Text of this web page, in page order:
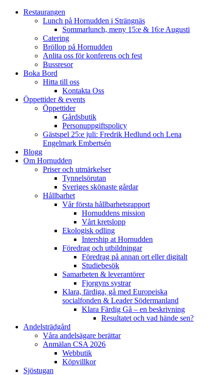
Restaurangen
Lunch på Hornudden i Strängnäs
Sommarlunch, meny 15:e & 16:e Augusti
Catering
Bröllop på Hornudden
Anlita oss för konferens och fest
Bussresor
Boka Bord
Hitta till oss
Kontakta Oss
Öppettider & events
Öppettider
Gårdsbutik
Personuppgiftspolicy
Gästspel 25:e juli: Fredrik Hedlund och Lena
Engelmark Embertsén
Blogg
Om Hornudden
Priser och utmärkelser
Tynnelsörutan
Sveriges skönaste gårdar
Hållbarhet
Vår första hållbarhetsrapport
Hornuddens mission
Vårt kretslopp
Ekologisk odling
Intership at Hornudden
Föredrag och utbildningar
Föredrag på annan ort eller digitalt
Studiebesök
Samarbeten & leverantörer
Fjorgyns systrar
Klara, färdiga, gå med Europeiska
socialfonden & Leader Södermanland
Klara Färdig Gå – en beskrivning
Resultatet och vad hände sen?
Andelsträdgård
Våra andelsägare berättar
Anmälan CSA 2026
Webbutik
Köpvillkor
Sjöstugan